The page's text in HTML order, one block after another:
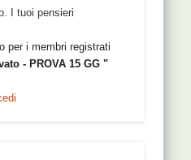
I tuoi pensieri
per i membri registrati
- PROVA 15 GG "